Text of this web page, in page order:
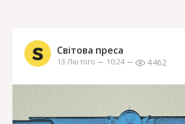
Світова преса
13 Лютого 10:24 4462